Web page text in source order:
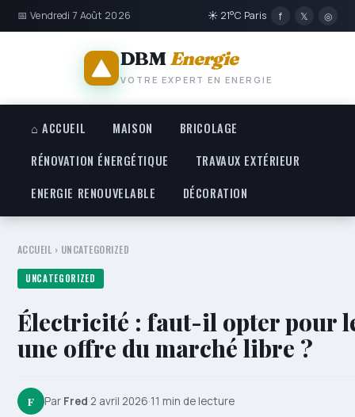
📅 Vendredi 7 Août 2026 ☀ 21°C Paris f 𝕏 ◎
DBMEnergie
VOTRE EXPERT EN ENERGIE
⌂ ACCUEIL MAISON
BRICOLAGE
RÉNOVATION ÉNERGÉTIQUE
TRAVAUX EXTÉRIEUR
ENERGIE RENOUVELABLE
DÉCORATION
ACCUEIL › UNCATEGORIZED
UNCATEGORIZED
Électricité : faut-il opter pour
une offre du marché libre ?
F Par Fred·2 avril 2026·11 min de lecture